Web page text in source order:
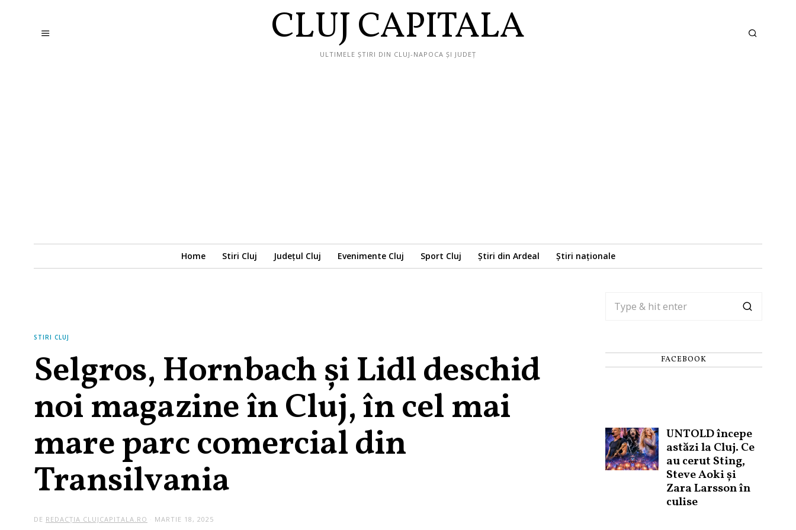
CLUJ CAPITALA
ULTIMELE ȘTIRI DIN CLUJ-NAPOCA ȘI JUDEȚ
Home Stiri Cluj Județul Cluj Evenimente Cluj Sport Cluj Știri din Ardeal Știri naționale
STIRI CLUJ
Selgros, Hornbach și Lidl deschid
noi magazine în Cluj, în cel mai
mare parc comercial din
Transilvania
DE REDACȚIA CLUJCAPITALA.RO MARTIE 18, 2025
FACEBOOK
UNTOLD începe
astăzi la Cluj. Ce
au cerut Sting,
Steve Aoki și
Zara Larsson în
culise